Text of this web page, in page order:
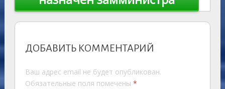
ДОБАВИТЬ КОММЕНТАРИЙ
Ваш адрес email не будет опубликован.
Обязательные поля помечены *